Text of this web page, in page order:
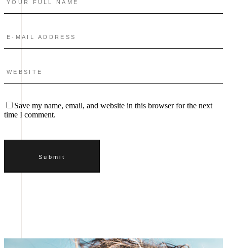
Save my name, email, and website in this browser for the next
time I comment.